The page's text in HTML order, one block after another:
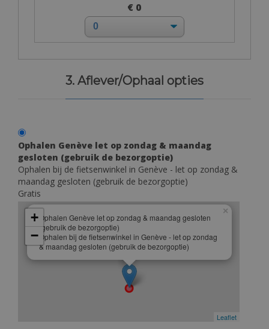
€ 0
3. Aflever/Ophaal opties
Ophalen Genève let op zondag & maandag
gesloten (gebruik de bezorgoptie)
Ophalen bij de fietsenwinkel in Genève - let op zondag &
maandag gesloten (gebruik de bezorgoptie)
Gratis
Ophalen Genève let op zondag & maandag gesloten
(gebruik de bezorgoptie)
Ophalen bij de fietsenwinkel in Genève - let op zondag
& maandag gesloten (gebruik de bezorgoptie)
×
+
−
Leaflet